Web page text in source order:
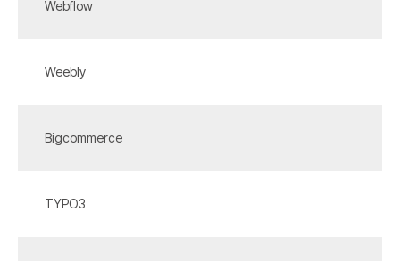
Webflow
Weebly
Bigcommerce
TYPO3